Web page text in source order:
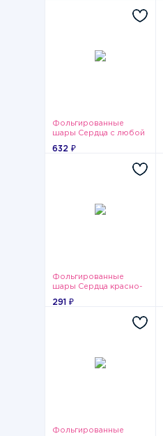
Фольгированные
шары Сердца с любой
632 ₽
Фольгированные
шары Сердца красно-
291 ₽
Фольгированные